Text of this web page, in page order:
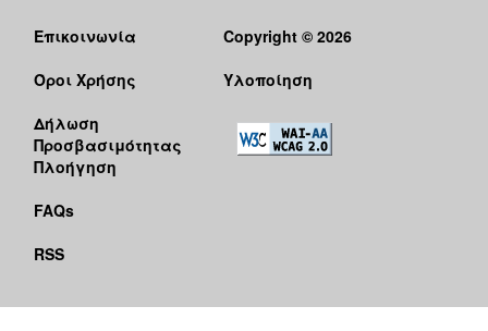
Επικοινωνία
Όροι Χρήσης
Δήλωση
Προσβασιμότητας
Πλοήγηση
FAQs
RSS
Copyright © 2026
Υλοποίηση